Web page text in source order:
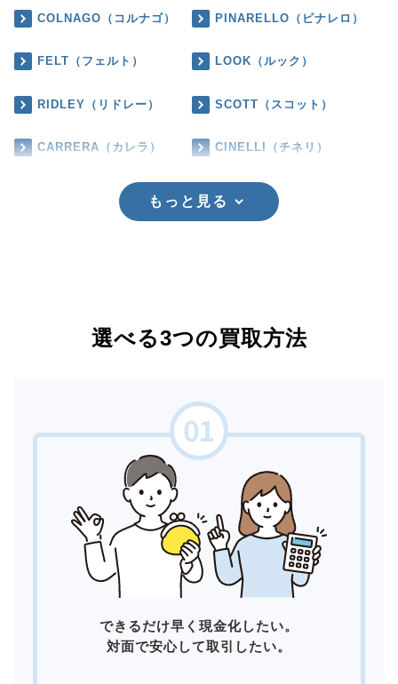
COLNAGO（コルナゴ） PINARELLO（ピナレロ）
FELT（フェルト） LOOK（ルック）
RIDLEY（リドレー） SCOTT（スコット）
CARRERA（カレラ） CINELLI（チネリ）
もっと見る
選べる3つの買取方法
できるだけ早く現金化したい。
対面で安心して取引したい。